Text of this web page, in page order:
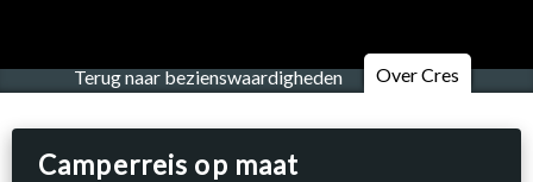
Terug naar bezienswaardigheden Over Cres
Camperreis op maat